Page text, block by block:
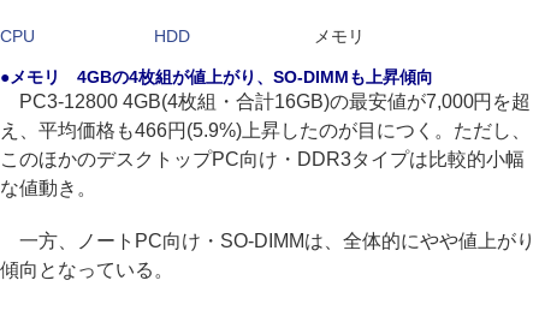
CPU HDD メモリ
●メモリ 4GBの4枚組が値上がり、SO-DIMMも上昇傾向
PC3-12800 4GB(4枚組・合計16GB)の最安値が7,000円を超
え、平均価格も466円(5.9%)上昇したのが目につく。ただし、
このほかのデスクトップPC向け・DDR3タイプは比較的小幅
な値動き。
一方、ノートPC向け・SO-DIMMは、全体的にやや値上がり
傾向となっている。